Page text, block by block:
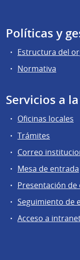
Políticas y
Estructura del
Normativa
Servicios a
Oficinas locales
Trámites
Correo
Mesa de entrada
Presentación
Seguimiento de
Acceso a